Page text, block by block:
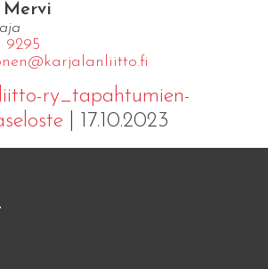
Mervi
9295
ry_tapahtumien-
| 17.10.2023